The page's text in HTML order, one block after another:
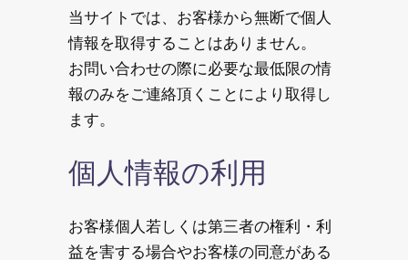
当サイトでは、お客様から無断で個人
情報を取得することはありません。
お問い合わせの際に必要な最低限の情
報のみをご連絡頂くことにより取得し
ます。
個人情報の利用
お客様個人若しくは第三者の権利・利
益を害する場合やお客様の同意がある